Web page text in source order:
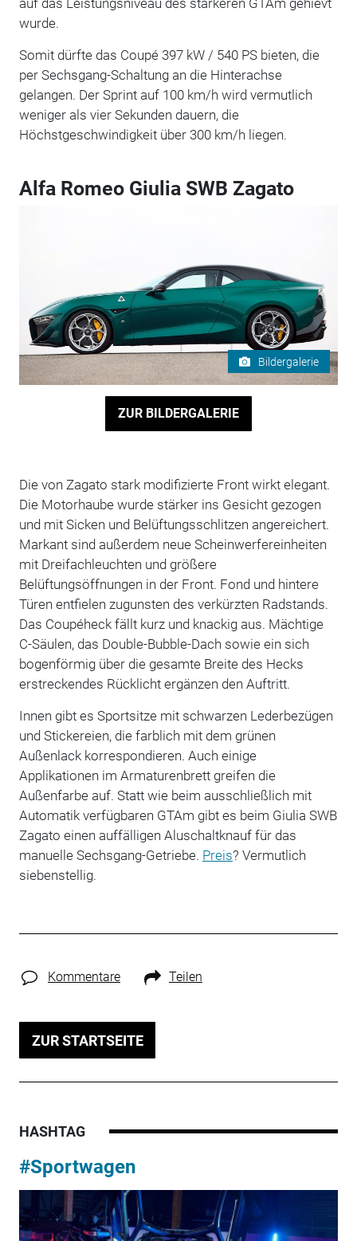
wurde.
Somit dürfte das Coupé 397 kW / 540 PS bieten, die
per Sechsgang-Schaltung an die Hinterachse
gelangen. Der Sprint auf 100 km/h wird vermutlich
weniger als vier Sekunden dauern, die
Höchstgeschwindigkeit über 300 km/h liegen.
Alfa Romeo Giulia SWB Zagato
Bildergalerie
ZUR BILDERGALERIE
Die von Zagato stark modifizierte Front wirkt elegant.
Die Motorhaube wurde stärker ins Gesicht gezogen
und mit Sicken und Belüftungsschlitzen angereichert.
Markant sind außerdem neue Scheinwerfereinheiten
mit Dreifachleuchten und größere
Belüftungsöffnungen in der Front. Fond und hintere
Türen entfielen zugunsten des verkürzten Radstands.
Das Coupéheck fällt kurz und knackig aus. Mächtige
C-Säulen, das Double-Bubble-Dach sowie ein sich
bogenförmig über die gesamte Breite des Hecks
erstreckendes Rücklicht ergänzen den Auftritt.
Innen gibt es Sportsitze mit schwarzen Lederbezügen
und Stickereien, die farblich mit dem grünen
Außenlack korrespondieren. Auch einige
Applikationen im Armaturenbrett greifen die
Außenfarbe auf. Statt wie beim ausschließlich mit
Automatik verfügbaren GTAm gibt es beim Giulia SWB
Zagato einen auffälligen Aluschaltknauf für das
manuelle Sechsgang-Getriebe. Preis? Vermutlich
siebenstellig.
Kommentare Teilen
ZUR STARTSEITE
HASHTAG
#Sportwagen